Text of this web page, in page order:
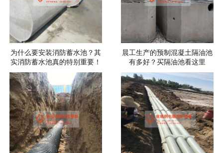
为什么要安装消防蓄水池？其
实消防蓄水池真的特别重要！
晨工生产的预制混凝土隔油池
有多好？买隔油池看这里